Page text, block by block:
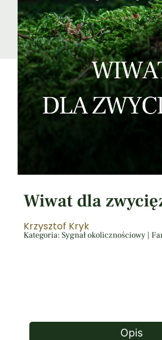
Wiwat dla
Krzysztof Kryk
Kategoria: Sygnał okolicznościowy |
Opis